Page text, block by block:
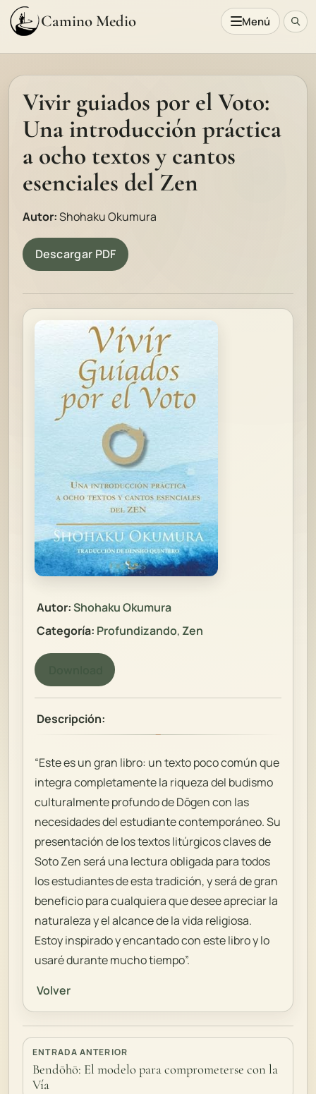
Camino Medio Menú
Vivir guiados por el Voto:
Una introducción práctica
a ocho textos y cantos
esenciales del Zen
Autor:Shohaku Okumura
Descargar PDF
Autor:Shohaku Okumura
Categoría: Profundizando, Zen
Descripción:
“Este es un gran libro: un texto poco común que
integra completamente la riqueza del budismo
culturalmente profundo de Dōgen con las
necesidades del estudiante contemporáneo. Su
presentación de los textos litúrgicos claves de
Soto Zen será una lectura obligada para todos
los estudiantes de esta tradición, y será de gran
beneficio para cualquiera que desee apreciar la
naturaleza y el alcance de la vida religiosa.
Estoy inspirado y encantado con este libro y lo
usaré durante mucho tiempo”.
Volver
ENTRADA ANTERIOR
Bendōhō: El modelo para comprometerse con la
Vía